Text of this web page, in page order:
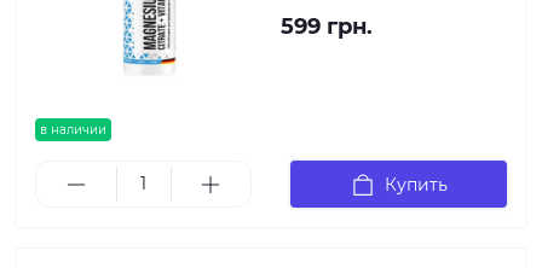
в наличии
599 грн.
Купить